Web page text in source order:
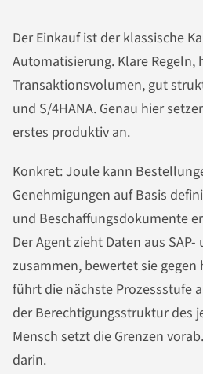
Der Einkauf ist der klassische
Automatisierung. Klare Regeln,
Transaktionsvolumen, gut
und S/4HANA. Genau hier
erstes produktiv an.
Konkret: Joule kann
Genehmigungen auf Basis
und Beschaffungsdokumente
Der Agent zieht Daten aus
zusammen, bewertet sie
führt die nächste Prozessstufe
der Berechtigungsstruktur des
Mensch setzt die Grenzen
darin.